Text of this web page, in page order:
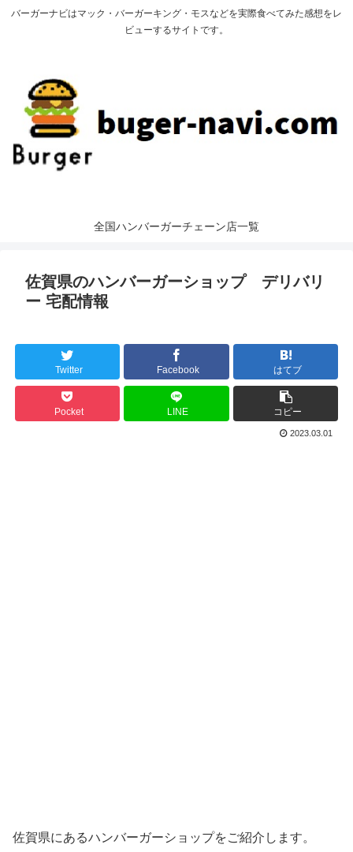
バーガーナビはマック・バーガーキング・モスなどを実際食べてみた感想をレ
ビューするサイトです。
全国ハンバーガーチェーン店一覧
佐賀県のハンバーガーショップ デリバリ
ー 宅配情報
Twitter Facebook はてブ
Pocket LINE コピー
2023.03.01
佐賀県にあるハンバーガーショップをご紹介します。